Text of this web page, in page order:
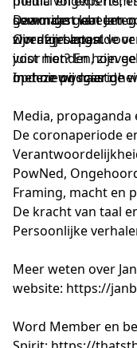
sommige
zijn afgesloten.
geworden van een
worden bepaalde
juist niet? En
op hoe wij naar de
Daarnaast laat Jan
Over zijn angst
voor honden, zijn
met
In deze podcast:
Media, propaganda
De coronaperiode
PowNed,
Framing, macht en
De kracht van taal
Persoonlijke
Meer weten over
website: https://
Word Member en